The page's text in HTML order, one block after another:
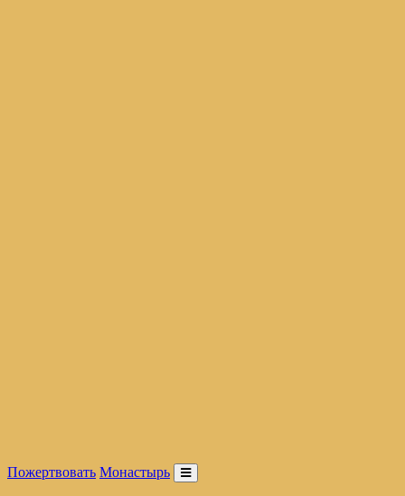
Пожертвовать Монастырь